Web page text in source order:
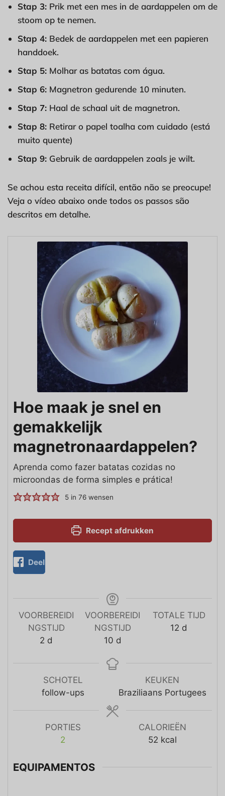
Stap 3: Prik met een mes in de aardappelen om de
stoom op te nemen.
Stap 4: Bedek de aardappelen met een papieren
handdoek.
Stap 5: Molhar as batatas com água.
Stap 6: Magnetron gedurende 10 minuten.
Stap 7: Haal de schaal uit de magnetron.
Stap 8: Retirar o papel toalha com cuidado (está
muito quente)
Stap 9: Gebruik de aardappelen zoals je wilt.
Se achou esta receita difícil, então não se preocupe!
Veja o vídeo abaixo onde todos os passos são
descritos em detalhe.
Hoe maak je snel en
gemakkelijk
magnetronaardappelen?
Aprenda como fazer batatas cozidas no
microondas de forma simples e prática!
5 in76 wensen
Recept afdrukken
Deel
VOORBEREIDI
NGSTIJD
2 d
VOORBEREIDI
NGSTIJD
10 d
TOTALE TIJD
12 d
SCHOTEL
follow-ups
KEUKEN
Braziliaans Portugees
PORTIES
2
CALORIEËN
52 kcal
EQUIPAMENTOS